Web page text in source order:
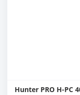
Hunter PRO H-PC